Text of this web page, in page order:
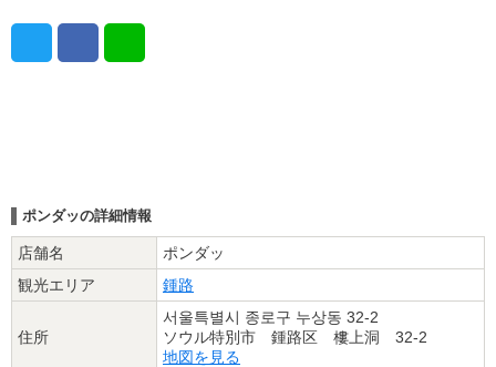
ポンダッの詳細情報
店舗名
ポンダッ
観光エリア
鍾路
住所
서울특별시 종로구 누상동 32-2
ソウル特別市 鍾路区 樓上洞 32-2
地図を見る